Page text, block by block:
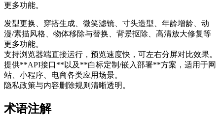
更多功能。
发型更换、穿搭生成、微笑滤镜、寸头造型、年龄增龄、动
漫/素描风格、物体移除与替换、背景抠除、高清放大修复等
更多功能。
支持浏览器端直接运行，预览速度快，可左右分屏对比效果。
提供**API接口**以及**白标定制/嵌入部署**方案，适用于网
站、小程序、电商各类应用场景。
隐私政策与内容删除规则清晰透明。
术语注解